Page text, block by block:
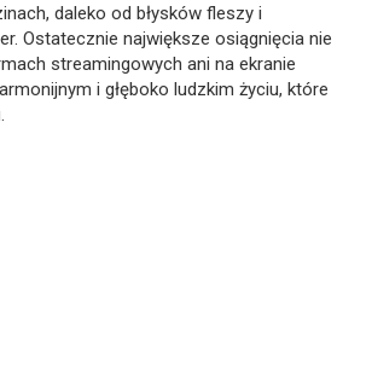
daleko od błysków fleszy i
Ostatecznie największe osiągnięcia nie
streamingowych ani na ekranie
i głęboko ludzkim życiu, które